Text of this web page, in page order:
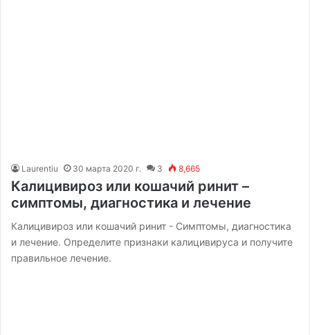
Laurentiu 30 марта 2020 г. 3 8,665
Калицивироз или кошачий ринит –
симптомы, диагностика и лечение
Калицивироз или кошачий ринит - Симптомы, диагностика
и лечение. Определите признаки калицивируса и получите
правильное лечение.